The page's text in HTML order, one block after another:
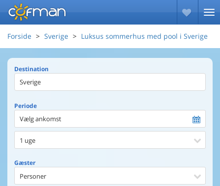
Forside Sverige Luksus sommerhus med pool i Sverige
Destination
Periode
Vælg ankomst
1 uge
Gæster
Personer